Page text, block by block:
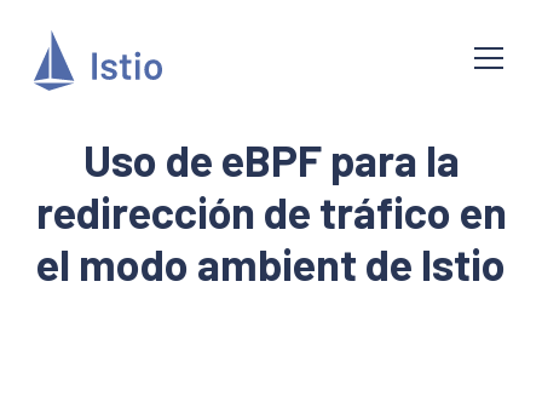
Uso de eBPF para la
redirección de tráfico en
el modo ambient de Istio